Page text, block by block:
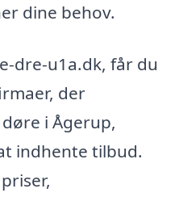
dine behov.
dre-u1a.dk, får du
der
i Ågerup,
indhente tilbud.